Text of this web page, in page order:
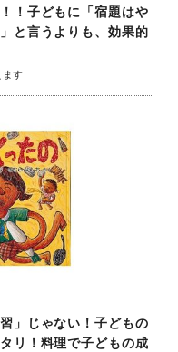
！子どもに「宿題はや
と言うよりも、効果的
す
」じゃない！子どもの
リ！料理で子どもの成